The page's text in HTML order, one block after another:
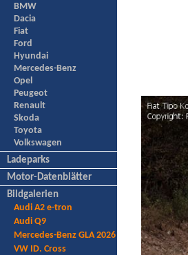
BMW
Dacia
Fiat
Ford
Hyundai
Mercedes-Benz
Opel
Peugeot
Renault
Skoda
Toyota
Volkswagen
Ladeparks
Motor-Datenblätter
Bildgalerien
Audi A2 e-tron
Audi Q9
Mercedes-Benz GLA 2026
VW ID. Cross